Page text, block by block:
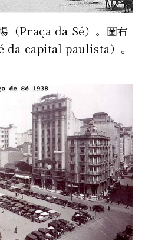
（Praça da Sé）。圖右
da capital paulista）。